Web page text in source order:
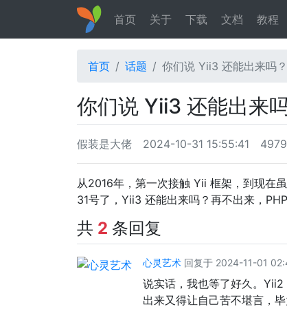
首页 关于 下载 文档 教程
首页 话题 你们说 Yii3 还能出来吗？
你们说 Yii3 还能出来
假装是大佬 2024-10-31 15:55:41
从2016年，第一次接触 Yii 框架，到现在
31号了，Yii3 还能出来吗？再不出来，
共 2 条回复
心灵艺术 回复于 2024-11-01
说实话，我也等了好久。
出来又得让自己苦不堪言，